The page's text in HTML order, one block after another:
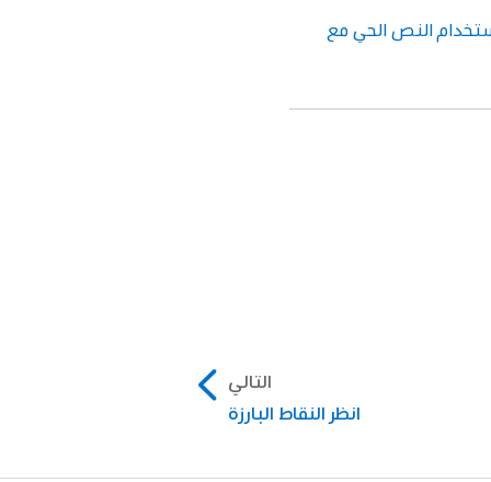
النص الحي مع
التالي
انظر النقاط البارزة